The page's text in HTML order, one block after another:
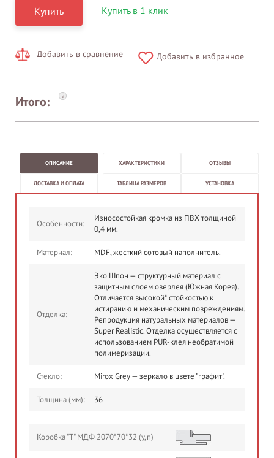
Купить Купить в 1 клик
Добавить в сравнение Добавить в избранное
Итого: ?
ОПИСАНИЕ ХАРАКТЕРИСТИКИ ОТЗЫВЫ
ДОСТАВКА И ОПЛАТА ТАБЛИЦА РАЗМЕРОВ УСТАНОВКА
Особенности:
Износостойкая кромка из ПВХ толщиной
0,4 мм.
Материал: MDF, жесткий сотовый наполнитель.
Отделка:
Эко Шпон — структурный материал с
защитным слоем оверлея (Южная Корея).
Отличается высокой* стойкостью к
истиранию и механическим повреждениям.
Репродукция натуральных материалов —
Super Realistic. Отделка осуществляется с
использованием PUR-клея необратимой
полимеризации.
Стекло: Mirox Grey — зеркало в цвете "графит".
Толщина (мм): 36
Коробка "Т" МДФ 2070*70*32 (у,п)